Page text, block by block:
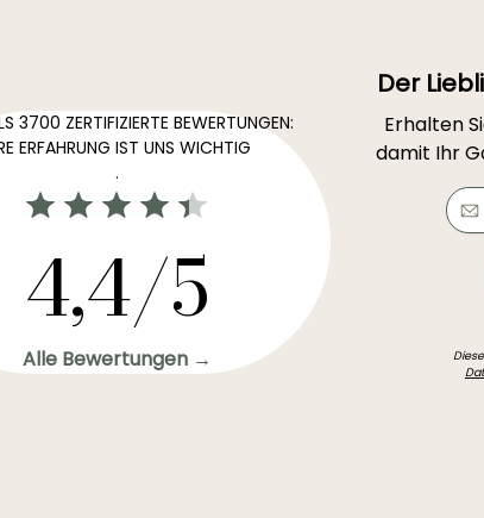
3700 ZERTIFIZIERTE BEWERTUNGEN:
ERFAHRUNG IST UNS WICHTIG
.
4,4/5
Alle Bewertungen →
Der
Erhalten
damit Ihr